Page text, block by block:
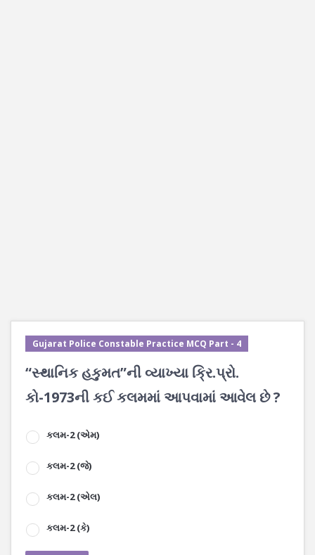
Gujarat Police Constable Practice MCQ Part - 4
“સ્થાનિક હકુમત”ની વ્યાખ્યા ક્રિ.પ્રો.
કો-1973ની કઈ કલમમાં આપવામાં આવેલ છે ?
કલમ-2 (એમ)
કલમ-2 (જે)
કલમ-2 (એલ)
કલમ-2 (કે)